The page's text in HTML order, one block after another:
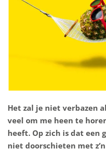
Het zal je niet verbazen
veel om me heen te
heeft. Op zich is dat een
niet doorschieten met